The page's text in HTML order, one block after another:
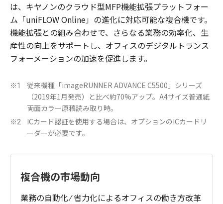
は、キヤノンのクラウド型MFP機能拡張プラットフォー
ム「uniFLOW Online」の進化に対応可能な複合機です。
機能拡張との組み合わせで、さらなる業務の効率化、生
産性の向上をサポートし、オフィスのデジタルトランス
フォーメーションの加速を促進します。
※1
従来機種「imageRUNNER ADVANCE C5500」シリーズ
（2019年1月発売）と比べ約70%アップ。A4サイズ普通紙
両面カラー原稿読み取り時。
※2
ICカード認証を使用する場合は、オプションのICカードリ
ーダーが必要です。
複合機の市場動向
業務の自動化 ⁄ 省力化によるオフィスの働き方改革